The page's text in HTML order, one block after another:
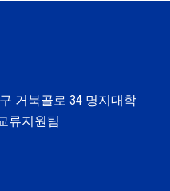
거북골로 34 명지대학
류지원팀